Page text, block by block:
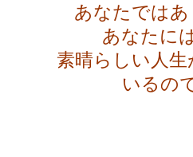
あなたではあ
あなたに
素晴らしい人生
いるの